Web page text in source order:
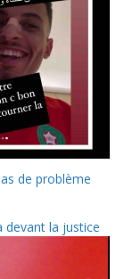
de problème
devant la justice